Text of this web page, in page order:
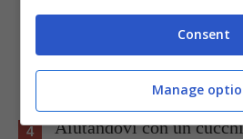
leggermente. Quando
parmigiano.
Aiutandovi con un
Consent
Manage